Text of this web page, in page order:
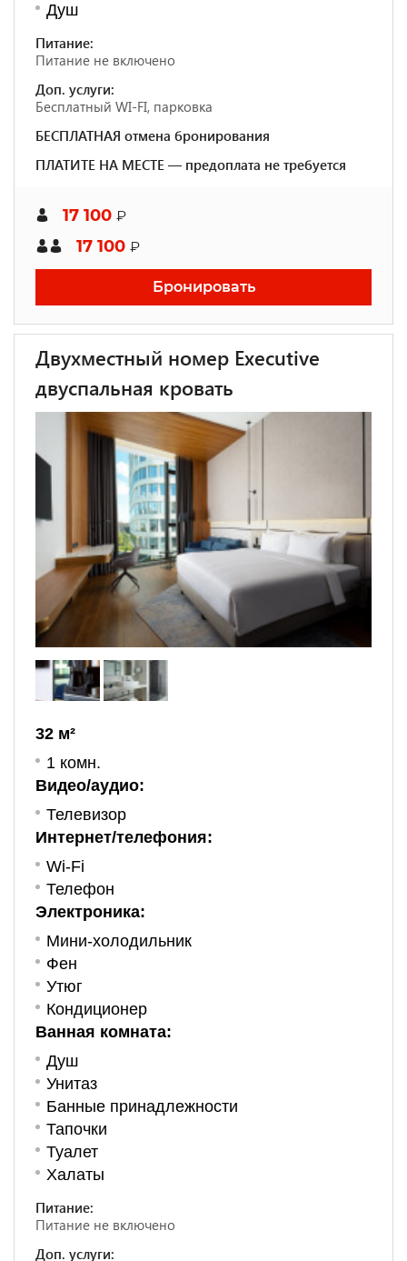
Душ
Питание:
Питание не включено
Доп. услуги:
Бесплатный WI-FI, парковка
БЕСПЛАТНАЯ отмена бронирования
ПЛАТИТЕ НА МЕСТЕ — предоплата не требуется
17 100 ₽
17 100 ₽
Бронировать
Двухместный номер Executive
двуспальная кровать
32 м²
1 комн.
Видео/аудио:
Телевизор
Интернет/телефония:
Wi-Fi
Телефон
Электроника:
Мини-холодильник
Фен
Утюг
Кондиционер
Ванная комната:
Душ
Унитаз
Банные принадлежности
Тапочки
Туалет
Халаты
Питание:
Питание не включено
Доп. услуги: